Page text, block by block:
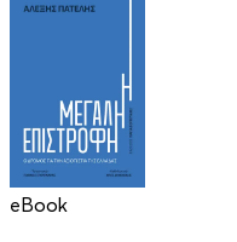
eBook